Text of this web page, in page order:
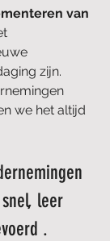
van
zijn.
we het altijd
leer
.